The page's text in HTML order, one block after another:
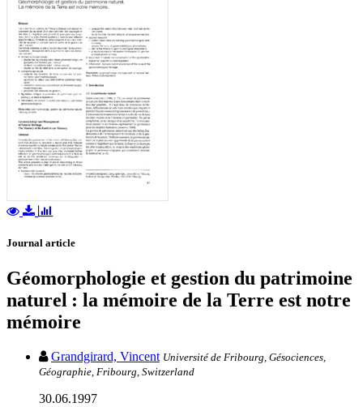
Journal article
Géomorphologie et gestion du patrimoine
naturel : la mémoire de la Terre est notre
mémoire
Grandgirard, Vincent Université de Fribourg, Gésociences,
Géographie, Fribourg, Switzerland
30.06.1997